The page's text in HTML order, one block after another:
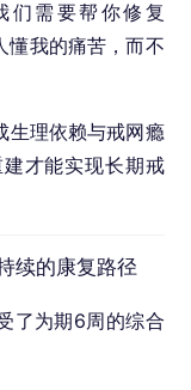
们需要帮你修复
懂我的痛苦，而不
生理依赖与戒网瘾
才能实现长期戒
续的康复路径
了为期6周的综合